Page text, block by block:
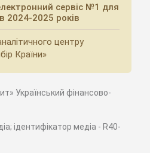
сервіс №1 для
2024-2025 років
центру
Країни»
Український фінансово-
ідентифікатор медіа - R40-